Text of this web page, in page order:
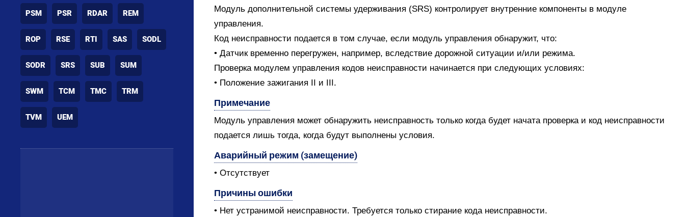
PSM PSR RDAR REM
ROP RSE RTI SAS SODL
SODR SRS SUB SUM
SWM TCM TMC TRM
TVM UEM
Модуль дополнительной системы удерживания (SRS) контролирует внутренние компоненты в модуле
управления.
Код неисправности подается в том случае, если модуль управления обнаружит, что:
• Датчик временно перегружен, например, вследствие дорожной ситуации и/или режима.
Проверка модулем управления кодов неисправности начинается при следующих условиях:
• Положение зажигания II и III.
Примечание
Модуль управления может обнаружить неисправность только когда будет начата проверка и код неисправности
подается лишь тогда, когда будут выполнены условия.
Аварийный режим (замещение)
• Отсутствует
Причины ошибки
• Нет устранимой неисправности. Требуется только стирание кода неисправности.